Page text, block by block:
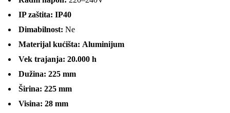
IP zaštita: IP40
Dimabilnost: Ne
Materijal kućišta: Aluminijum
Vek trajanja: 20.000 h
Dužina: 225 mm
Širina: 225 mm
Visina: 28 mm